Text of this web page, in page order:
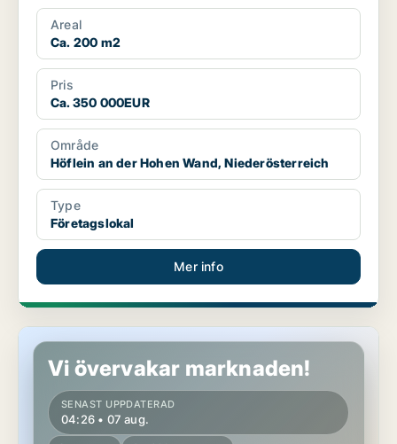
Areal
Ca. 200 m2
Pris
Ca. 350 000EUR
Område
Höflein an der Hohen Wand, Niederösterreich
Type
Företagslokal
Mer info
Lager i Rauchenwarth, Niederösterreich
Vi övervakar marknaden!
SENAST UPPDATERAD
04:26 • 07 aug.